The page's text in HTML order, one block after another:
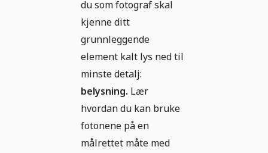
du som fotograf skal
kjenne ditt
grunnleggende
element kalt lys ned til
minste detalj:
belysning. Lær
hvordan du kan bruke
fotonene på en
målrettet måte med